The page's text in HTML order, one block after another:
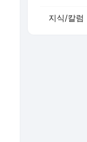
지식/칼럼